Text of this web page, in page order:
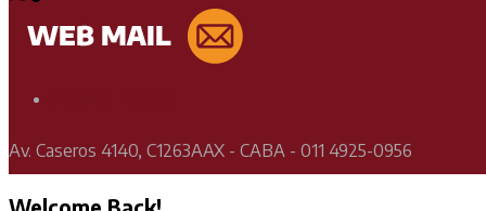
Av. Caseros 4140, C1263AAX - CABA - 011 4925-0956